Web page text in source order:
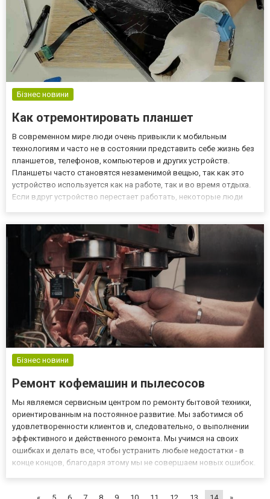
Бізнес новини
Как отремонтировать планшет
В современном мире люди очень привыкли к мобильным
технологиям и часто не в состоянии представить себе жизнь без
планшетов, телефонов, компьютеров и других устройств.
Планшеты часто становятся незаменимой вещью, так как это
устройство используется как на работе, так и во время отдыха.
Если вдруг устройство перестает работать, некоторые люди
отнести пл...
Бізнес новини
Ремонт кофемашин и пылесосов
Мы являемся сервисным центром по ремонту бытовой техники,
ориентированным на постоянное развитие. Мы заботимся об
удовлетворенности клиентов и, следовательно, о выполнении
эффективного и действенного ремонта. Мы учимся на своих
ошибках и делать все, чтобы устранить любые недостатки - в
конце концов, благодаря этому мы не совершаем новых ошибок.